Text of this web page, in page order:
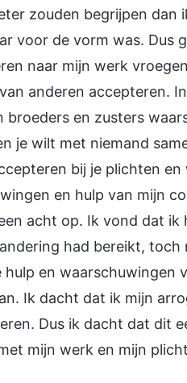
zouden begrijpen
voor de vorm was. Dus
naar mijn werk
anderen accepteren.
en zusters
je wilt met niemand
bij je plichten
en hulp van mijn
acht op. Ik vond dat
had bereikt,
en waarschuwingen
Ik dacht dat ik mijn
Dus ik dacht dat dit
mijn werk en mijn